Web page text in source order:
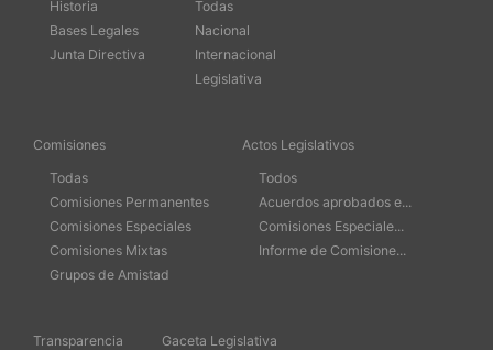
Historia
Bases Legales
Junta Directiva
Todas
Nacional
Internacional
Legislativa
Comisiones
Todas
Comisiones Permanentes
Comisiones Especiales
Comisiones Mixtas
Grupos de Amistad
Actos Legislativos
Todos
Acuerdos aprobados e...
Comisiones Especiale...
Informe de Comisione...
Transparencia
Gaceta Legislativa